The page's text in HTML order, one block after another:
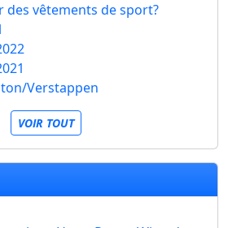
des vêtements de sport?
Verstappen
VOIR TOUT